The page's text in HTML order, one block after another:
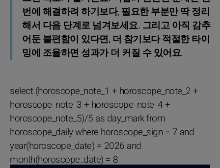
번에 해결하려 하기보다, 필요한 부분만 딱 정리
해서 다음 단계로 넘겨보세요. 그리고 아직 감추
어둔 불편함이 있다면, 더 참기보다 적절한 타이
밍에 조율하면 성과가 더 커질 수 있어요.
select (horoscope_note_1 + horoscope_note_2 +
horoscope_note_3 + horoscope_note_4 +
horoscope_note_5)/5 as day_mark from
horoscope_daily where horoscope_sign = 7 and
year(horoscope_date) = 2026 and
month(horoscope_date) = 8